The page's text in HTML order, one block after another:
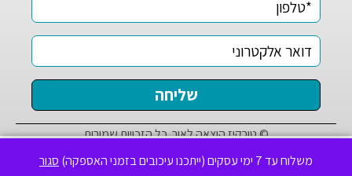
משלוח עד 7 ימי עסקים (ייתכנו עיכובים בזמני האספקה) סגור
© טורקיז הוצאה לאור. כל הזכויות שמורות
הגלישה ושיווק. המשך גלישה מהווה הסכמה לכך. מידע נוסף